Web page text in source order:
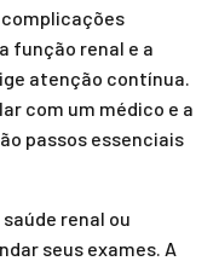
função renal e a
atenção contínua.
com um médico e a
passos essenciais
renal ou
seus exames. A